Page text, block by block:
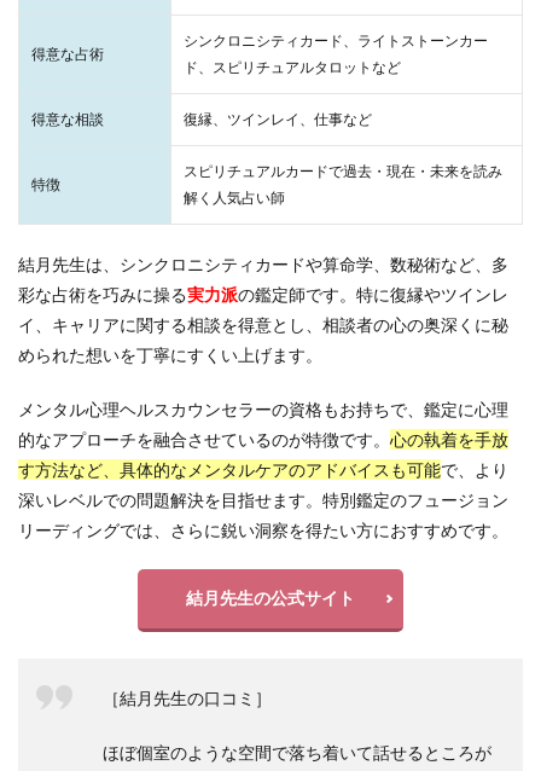
得意な占術
シンクロニシティカード、ライトストーンカー
ド、スピリチュアルタロットなど
得意な相談 復縁、ツインレイ、仕事など
特徴
スピリチュアルカードで過去・現在・未来を読み
解く人気占い師
結月先生は、シンクロニシティカードや算命学、数秘術など、多
彩な占術を巧みに操る実力派の鑑定師です。特に復縁やツインレ
イ、キャリアに関する相談を得意とし、相談者の心の奥深くに秘
められた想いを丁寧にすくい上げます。
メンタル心理ヘルスカウンセラーの資格もお持ちで、鑑定に心理
的なアプローチを融合させているのが特徴です。 心の執着を手放
す方法など、具体的なメンタルケアのアドバイスも可能で、より
深いレベルでの問題解決を目指せます。特別鑑定のフュージョン
リーディングでは、さらに鋭い洞察を得たい方におすすめです。
結月先生の公式サイト
［結月先生の口コミ］
ほぼ個室のような空間で落ち着いて話せるところが